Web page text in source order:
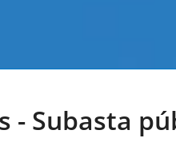
- Subasta